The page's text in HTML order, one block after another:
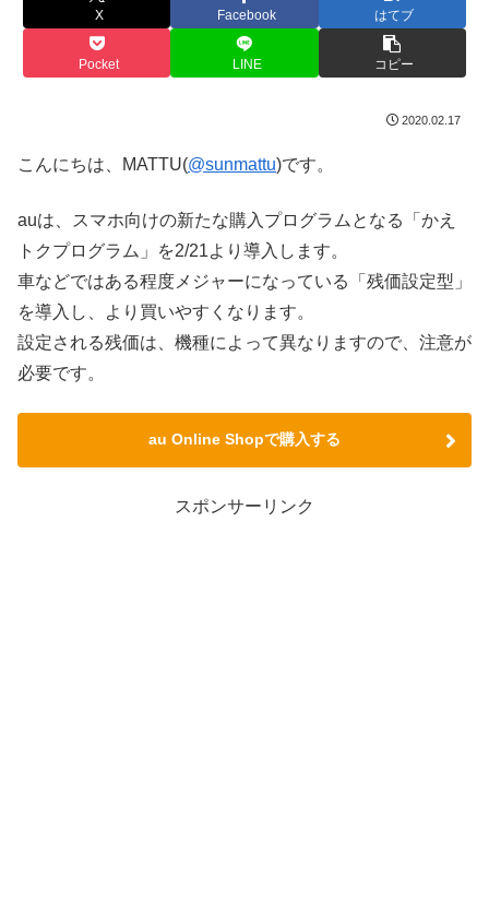
X Facebook はてブ
Pocket LINE コピー
2020.02.17
こんにちは、MATTU(@sunmattu)です。
auは、スマホ向けの新たな購入プログラムとなる「かえ
トクプログラム」を2/21より導入します。
車などではある程度メジャーになっている「残価設定型」
を導入し、より買いやすくなります。
設定される残価は、機種によって異なりますので、注意が
必要です。
au Online Shopで購入する
スポンサーリンク